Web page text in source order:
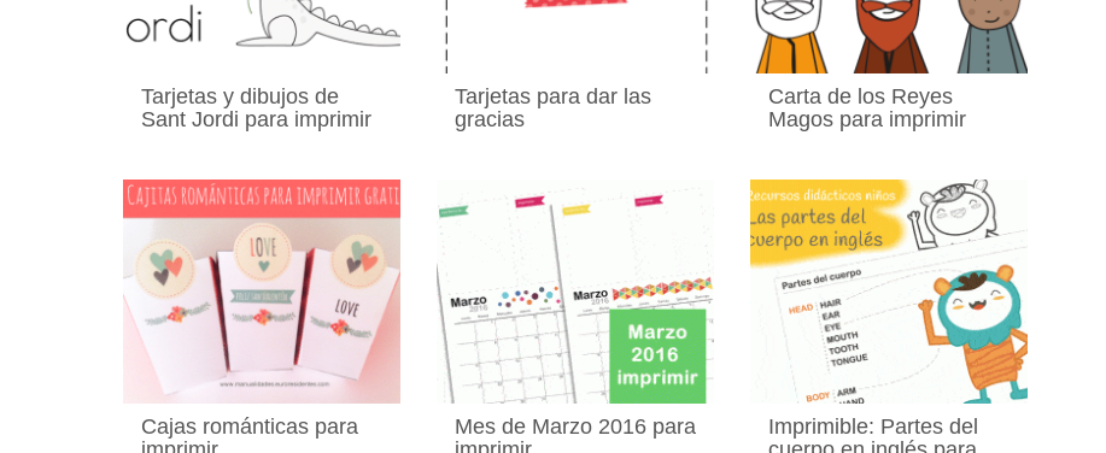
Tarjetas y dibujos de
Sant Jordi para imprimir
Tarjetas para dar las
gracias
Carta de los Reyes
Magos para imprimir
Cajas románticas para
Mes de Marzo 2016 para
Imprimible: Partes del